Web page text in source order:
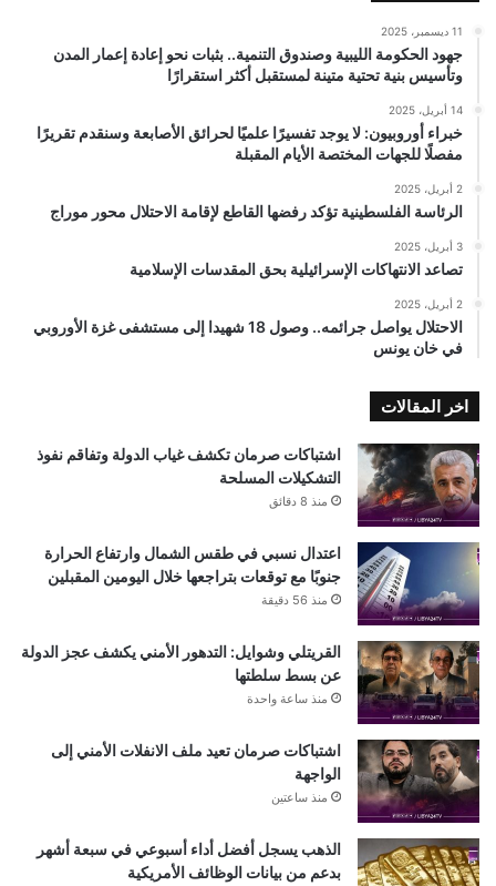
11 ديسمبر، 2025
جهود الحكومة الليبية وصندوق التنمية.. بثبات نحو إعادة إعمار المدن
وتأسيس بنية تحتية متينة لمستقبل أكثر استقرارًا
14 أبريل، 2025
خبراء أوروبيون: لا يوجد تفسيرًا علميًا لحرائق الأصابعة وسنقدم تقريرًا
مفصلًا للجهات المختصة الأيام المقبلة
2 أبريل، 2025
الرئاسة الفلسطينية تؤكد رفضها القاطع لإقامة الاحتلال محور موراج
3 أبريل، 2025
تصاعد الانتهاكات الإسرائيلية بحق المقدسات الإسلامية
2 أبريل، 2025
الاحتلال يواصل جرائمه.. وصول 18 شهيدا إلى مستشفى غزة الأوروبي
في خان يونس
اخر المقالات
اشتباكات صرمان تكشف غياب الدولة وتفاقم نفوذ
التشكيلات المسلحة
منذ 8 دقائق
اعتدال نسبي في طقس الشمال وارتفاع الحرارة
جنوبًا مع توقعات بتراجعها خلال اليومين المقبلين
منذ 56 دقيقة
القريتلي وشوايل: التدهور الأمني يكشف عجز الدولة
عن بسط سلطتها
منذ ساعة واحدة
اشتباكات صرمان تعيد ملف الانفلات الأمني إلى
الواجهة
منذ ساعتين
الذهب يسجل أفضل أداء أسبوعي في سبعة أشهر
بدعم من بيانات الوظائف الأمريكية